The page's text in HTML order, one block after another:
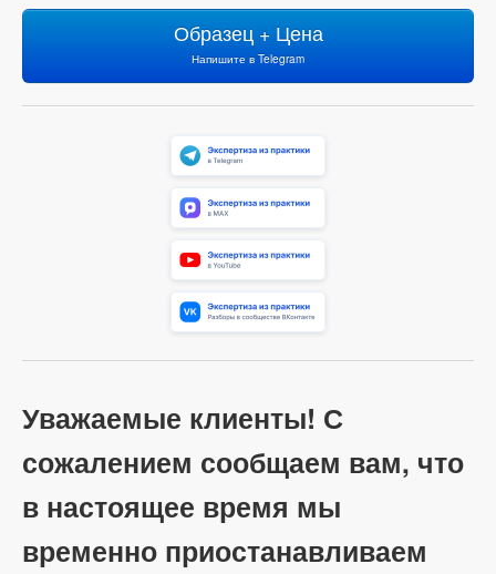
Образец + Цена
Напишите в Telegram
Уважаемые клиенты! С
сожалением сообщаем вам, что
в настоящее время мы
временно приостанавливаем